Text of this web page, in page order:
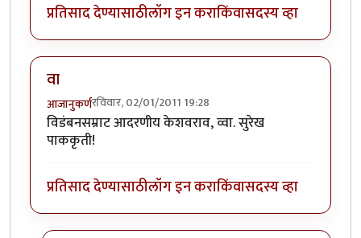
प्रतिसाद देण्यासाठीलॉग इन कराकिंवासदस्य व्हा
वा
आजानुकर्णरविवार, 02/01/2011 19:28
विडंबनसम्राट आदरणीय केशवराव, व्वा. सुरेख
पाककृती!
प्रतिसाद देण्यासाठीलॉग इन कराकिंवासदस्य व्हा